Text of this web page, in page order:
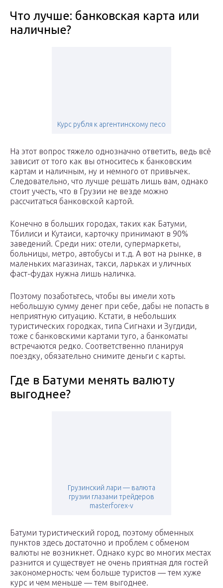
Что лучше: банковская карта или
наличные?
Курс рубля к аргентинскому песо
На этот вопрос тяжело однозначно ответить, ведь всё
зависит от того как вы относитесь к банковским
картам и наличным, ну и немного от привычек.
Следовательно, что лучше решать лишь вам, однако
стоит учесть, что в Грузии не везде можно
рассчитаться банковской картой.
Конечно в больших городах, таких как Батуми,
Тбилиси и Кутаиси, карточку принимают в 90%
заведений. Среди них: отели, супермаркеты,
больницы, метро, автобусы и т.д. А вот на рынке, в
маленьких магазинах, такси, ларьках и уличных
фаст-фудах нужна лишь наличка.
Поэтому позаботьтесь, чтобы вы имели хоть
небольшую сумму денег при себе, дабы не попасть в
неприятную ситуацию. Кстати, в небольших
туристических городках, типа Сигнахи и Зугдиди,
тоже с банковскими картами туго, а банкоматы
встречаются редко. Соответственно планируя
поездку, обязательно снимите деньги с карты.
Где в Батуми менять валюту
выгоднее?
Грузинский лари — валюта
грузии глазами трейдеров
masterforex-v
Батуми туристический город, поэтому обменных
пунктов здесь достаточно и проблем с обменом
валюты не возникнет. Однако курс во многих местах
разнится и существует не очень приятная для гостей
закономерность: чем больше туристов — тем хуже
курс и чем меньше — тем выгоднее.